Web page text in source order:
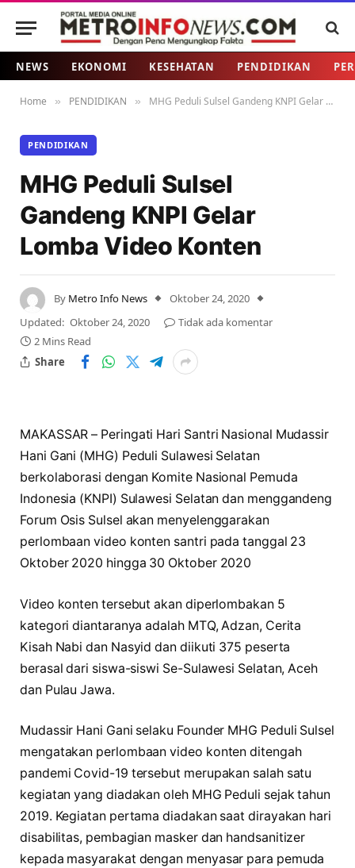
NEWS EKONOMI KESEHATAN PENDIDIKAN
Home » PENDIDIKAN » MHG Peduli Sulsel Gandeng KNPI Gelar Lomba Video Konten
PENDIDIKAN
MHG Peduli Sulsel
Gandeng KNPI Gelar
Lomba Video Konten
By Metro Info News
Oktober 24, 2020
Updated: Oktober 24, 2020
Tidak ada komentar
2 Mins Read
Share
MAKASSAR – Peringati Hari Santri Nasional Mudassir
Hani Gani (MHG) Peduli Sulawesi Selatan
berkolaborasi dengan Komite Nasional Pemuda
Indonesia (KNPI) Sulawesi Selatan dan menggandeng
Forum Osis Sulsel akan menyelenggarakan
perlombaan video konten santri pada tanggal 23
Oktober 2020 hingga 30 Oktober 2020
Video konten tersebut akan diperlombakan 5
kategori diantaranya adalah MTQ, Adzan, Cerita
Kisah Nabi dan Nasyid dan diikuti 375 peserta
berasal dari siswa-siswi Se-Sulawesi Selatan, Aceh
dan Pulau Jawa.
Mudassir Hani Gani selaku Founder MHG Peduli Sulsel
mengatakan perlombaan video konten ditengah
pandemi Covid-19 tersebut merupakan salah satu
kegiatan yang diadakan oleh MHG Peduli sejak tahun
2019. Kegiatan pertama diadakan saat dirayakan hari
disabilitas, pembagian masker dan handsanitizer
kepada masyarakat dengan menyasar para pemuda